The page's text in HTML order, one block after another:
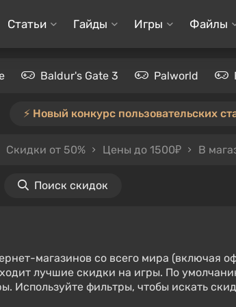
Статьи Гайды Игры Файлы
Baldur's Gate 3 Palworld
⚡️ Новый конкурс пользовательских
Скидки от 50% Цены до 1500₽ В
Поиск скидок
магазинов со всего мира (включая
лучшие скидки на игры. По
Используйте фильтры, чтобы искать